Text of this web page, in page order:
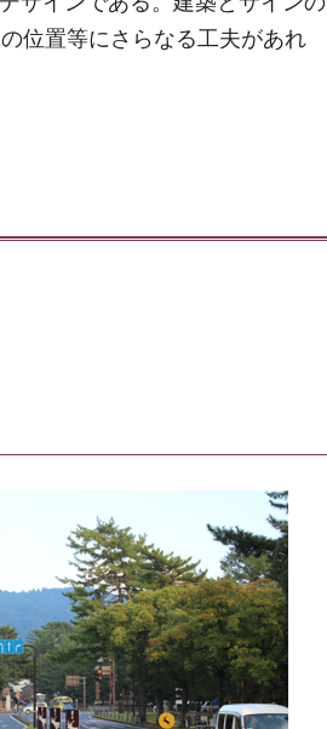
位置等にさらなる工夫があれ